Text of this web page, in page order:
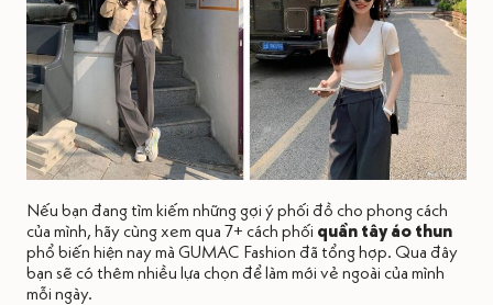
Nếu bạn đang tìm kiếm những gợi ý phối đồ cho phong cách
của mình, hãy cùng xem qua 7+ cách phối quần tây áo thun
phổ biến hiện nay mà GUMAC Fashion đã tổng hợp. Qua đây
bạn sẽ có thêm nhiều lựa chọn để làm mới vẻ ngoài của mình
mỗi ngày.